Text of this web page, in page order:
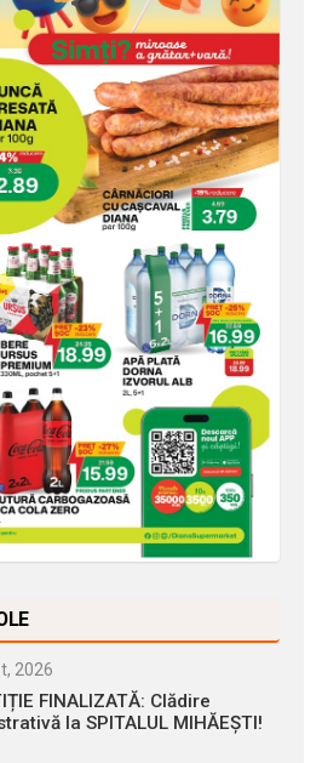
2026
FINALIZATĂ: Clădire
la SPITALUL MIHĂEȘTI!